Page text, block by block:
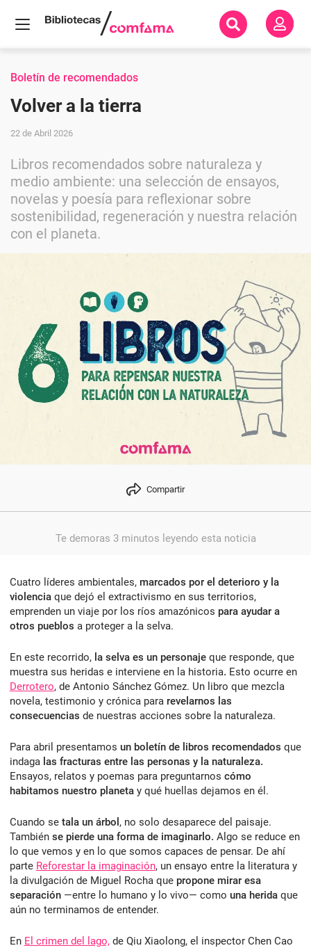
Todos
libros
Libros
relación
con la
naturaleza
Boletín de recomendados
Volver a la tierra
22 de Abril 2026
Libros recomendados sobre naturaleza y
medio ambiente: una selección de ensayos,
novelas y poesía para reflexionar sobre
sostenibilidad, regeneración y nuestra relación
con el planeta.
Compartir
Te demoras 3 minutos leyendo esta noticia
Cuatro líderes ambientales, marcados por el deterioro y la
violenciaque dejó el extractivismo en sus territorios,
emprenden un viaje por los ríos amazónicos para ayudar a
otros pueblos a proteger a la selva.
En este recorrido, la selva es un personajeque responde, que
muestra sus heridas e interviene en la historia. Esto ocurre en
Derrotero, de Antonio Sánchez Gómez. Un libro que mezcla
novela, testimonio y crónica para revelarnos las
consecuencias de nuestras acciones sobre la naturaleza.
Para abril presentamos un boletín de libros recomendados que
indaga las fracturas entre las personas y la naturaleza.
Ensayos, relatos y poemas para preguntarnos cómo
habitamos nuestro planetay qué huellas dejamos en él.
Cuando se tala un árbol , no solo desaparece del paisaje.
También se pierde una forma de imaginarlo. Algo se reduce en
lo que vemos y en lo que somos capaces de pensar. De ahí
parte Reforestar la imaginación, un ensayo entre la literatura y
la divulgación de Miguel Rocha quepropone mirar esa
separación—entre lo humano y lo vivo— como una heridaque
aún no terminamos de entender.
En El crimen del lago,de Qiu Xiaolong, el inspector Chen Cao